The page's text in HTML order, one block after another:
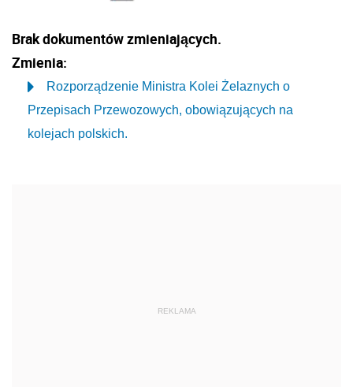
Brak dokumentów zmieniających.
Zmienia:
Rozporządzenie Ministra Kolei Żelaznych o
Przepisach Przewozowych, obowiązujących na
kolejach polskich.